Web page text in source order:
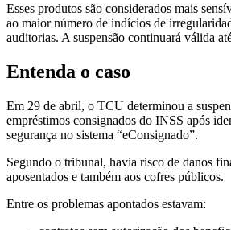
Esses produtos são considerados mais
ao maior número de indícios de
auditorias. A suspensão continuará válida
Entenda o caso
Em 29 de abril, o TCU determinou a
empréstimos consignados do INSS após
segurança no sistema “eConsignado”.
Segundo o tribunal, havia risco de danos
aposentados e também aos cofres públicos.
Entre os problemas apontados estavam: